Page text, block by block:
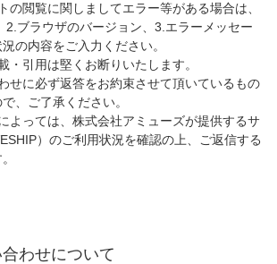
の閲覧に関しましてエラー等がある場合は、
2.ブラウザのバージョン、3.エラーメッセー
の内容をご入力ください。
・引用は堅くお断りいたします。
せに必ず返答をお約束させて頂いているもの
、ご了承ください。
よっては、株式会社アミューズが提供するサ
）のご利用状況を確認の上、ご返信する
わせについて